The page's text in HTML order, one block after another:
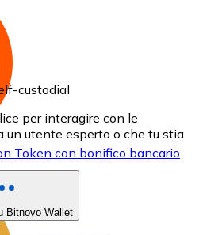
Token con bonifico bancario
custodial
per interagire con le
un utente esperto o che tu stia
Bitnovo Wallet